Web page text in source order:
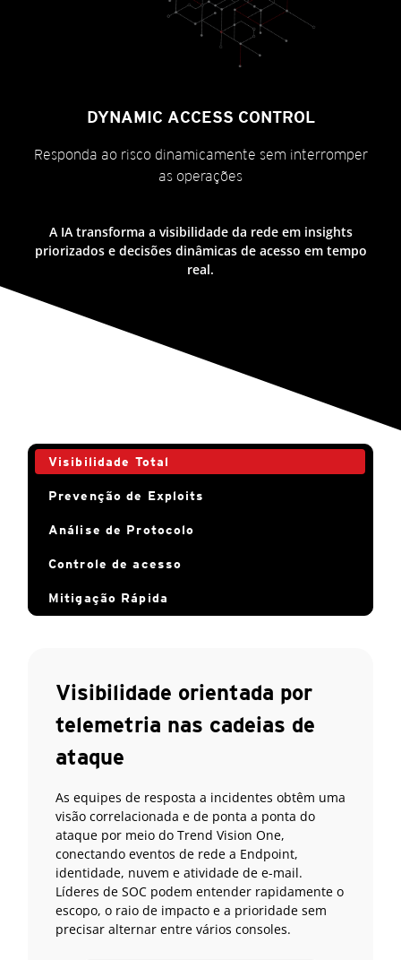
DYNAMIC ACCESS CONTROL
Responda ao risco dinamicamente sem interromper
as operações
A IA transforma a visibilidade da rede em insights
priorizados e decisões dinâmicas de acesso em tempo
real.
Visibilidade Total
Prevenção de Exploits
Análise de Protocolo
Controle de acesso
Mitigação Rápida
Visibilidade orientada por
telemetria nas cadeias de
ataque
As equipes de resposta a incidentes obtêm uma
visão correlacionada e de ponta a ponta do
ataque por meio do Trend Vision One,
conectando eventos de rede a Endpoint,
identidade, nuvem e atividade de e-mail.
Líderes de SOC podem entender rapidamente o
escopo, o raio de impacto e a prioridade sem
precisar alternar entre vários consoles.